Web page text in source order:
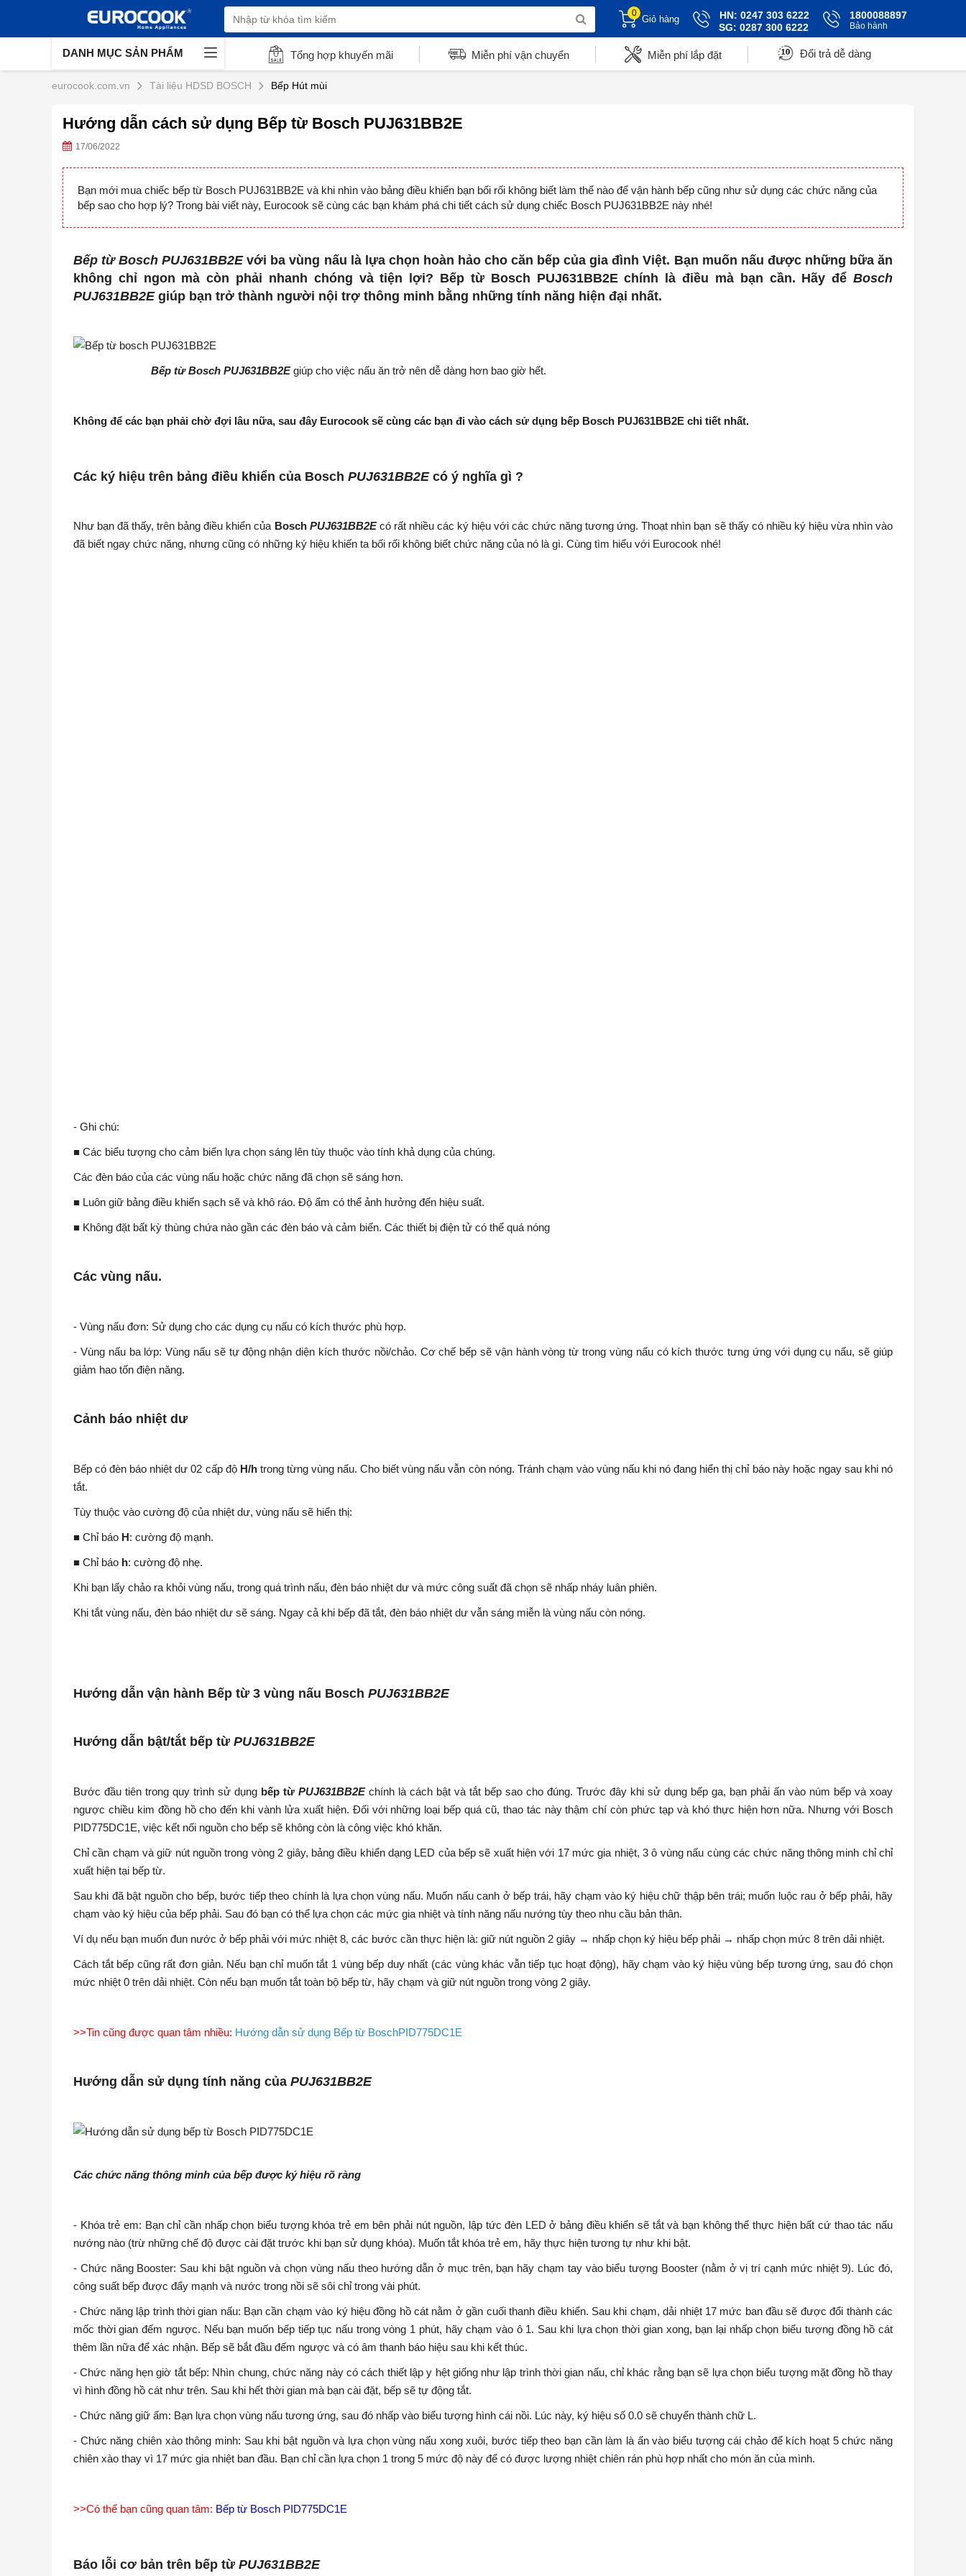
0
Giỏ hàng
HN: 0247 303 6222
SG: 0287 300 6222
1800088897
Bảo hành
DANH MỤC SẢN PHẨM Tổng hợp khuyến mãi Miễn phí vận chuyển Miễn phí lắp đặt Đổi trả dễ dàng
eurocook.com.vn Tài liệu HDSD BOSCH Bếp Hút mùi
Hướng dẫn cách sử dụng Bếp từ Bosch PUJ631BB2E
17/06/2022
Bạn mới mua chiếc bếp từ Bosch PUJ631BB2E và khi nhìn vào bảng điều khiển bạn bối rối không biết làm thể nào để vận hành bếp cũng như sử dụng các chức năng của
bếp sao cho hợp lý? Trong bài viết này, Eurocook sẽ cùng các bạn khám phá chi tiết cách sử dụng chiếc Bosch PUJ631BB2E này nhé!
Bếp từ Bosch PUJ631BB2Evới ba vùng nấu là lựa chọn hoàn hảo cho căn bếp của gia đình Việt. Bạn muốn nấu được những bữa ăn
không chỉ ngon mà còn phải nhanh chóng và tiện lợi? Bếp từ Bosch PUJ631BB2E chính là điều mà bạn cần. Hãy để Bosch
PUJ631BB2Egiúp bạn trở thành người nội trợ thông minh bằng những tính năng hiện đại nhất.
Bếp từ Bosch PUJ631BB2Egiúp cho việc nấu ăn trở nên dễ dàng hơn bao giờ hết.
Không để các bạn phải chờ đợi lâu nữa, sau đây Eurocook sẽ cùng các bạn đi vào cách sử dụng bếp Bosch PUJ631BB2E chi tiết nhất.
Các ký hiệu trên bảng điều khiển của Bosch PUJ631BB2E có ý nghĩa gì ?
Như bạn đã thấy, trên bảng điều khiển của Bosch PUJ631BB2Ecó rất nhiều các ký hiệu với các chức năng tương ứng. Thoạt nhìn bạn sẽ thấy có nhiều ký hiệu vừa nhìn vào
đã biết ngay chức năng, nhưng cũng có những ký hiệu khiến ta bối rối không biết chức năng của nó là gì. Cùng tìm hiểu với Eurocook nhé!
- Ghi chú:
■ Các biểu tượng cho cảm biến lựa chọn sáng lên tùy thuộc vào tính khả dụng của chúng.
Các đèn báo của các vùng nấu hoặc chức năng đã chọn sẽ sáng hơn.
■ Luôn giữ bảng điều khiển sạch sẽ và khô ráo. Độ ẩm có thể ảnh hưởng đến hiệu suất.
■ Không đặt bất kỳ thùng chứa nào gần các đèn báo và cảm biến. Các thiết bị điện tử có thể quá nóng
Các vùng nấu.
- Vùng nấu đơn: Sử dụng cho các dụng cụ nấu có kích thước phù hợp.
- Vùng nấu ba lớp: Vùng nấu sẽ tự động nhận diện kích thước nồi/chảo. Cơ chế bếp sẽ vận hành vòng từ trong vùng nấu có kích thước tưng ứng với dụng cụ nấu, sẽ giúp
giảm hao tốn điện năng.
Cảnh báo nhiệt dư
Bếp có đèn báo nhiệt dư 02 cấp độ H/htrong từng vùng nấu. Cho biết vùng nấu vẫn còn nóng. Tránh chạm vào vùng nấu khi nó đang hiển thị chỉ báo này hoặc ngay sau khi nó
tắt.
Tùy thuộc vào cường độ của nhiệt dư, vùng nấu sẽ hiển thị:
■ Chỉ báo H: cường độ mạnh.
■ Chỉ báo h: cường độ nhẹ.
Khi bạn lấy chảo ra khỏi vùng nấu, trong quá trình nấu, đèn báo nhiệt dư và mức công suất đã chọn sẽ nhấp nháy luân phiên.
Khi tắt vùng nấu, đèn báo nhiệt dư sẽ sáng. Ngay cả khi bếp đã tắt, đèn báo nhiệt dư vẫn sáng miễn là vùng nấu còn nóng.
Hướng dẫn vận hành Bếp từ 3 vùng nấu Bosch PUJ631BB2E
Hướng dẫn bật/tắt bếp từ PUJ631BB2E
Bước đầu tiên trong quy trình sử dụng bếp từ PUJ631BB2Echính là cách bật và tắt bếp sao cho đúng. Trước đây khi sử dụng bếp ga, bạn phải ấn vào núm bếp và xoay
ngược chiều kim đồng hồ cho đến khi vành lửa xuất hiện. Đối với những loại bếp quá cũ, thao tác này thậm chí còn phức tạp và khó thực hiện hơn nữa. Nhưng với Bosch
PID775DC1E, việc kết nối nguồn cho bếp sẽ không còn là công việc khó khăn.
Chỉ cần chạm và giữ nút nguồn trong vòng 2 giây, bảng điều khiển dạng LED của bếp sẽ xuất hiện với 17 mức gia nhiệt, 3 ô vùng nấu cùng các chức năng thông minh chỉ chỉ
xuất hiện tại bếp từ.
Sau khi đã bật nguồn cho bếp, bước tiếp theo chính là lựa chọn vùng nấu. Muốn nấu canh ở bếp trái, hãy chạm vào ký hiệu chữ thập bên trái; muốn luộc rau ở bếp phải, hãy
chạm vào ký hiệu của bếp phải. Sau đó bạn có thể lựa chọn các mức gia nhiệt và tính năng nấu nướng tùy theo nhu cầu bản thân.
Ví dụ nếu bạn muốn đun nước ở bếp phải với mức nhiệt 8, các bước cần thực hiện là: giữ nút nguồn 2 giây → nhấp chọn ký hiệu bếp phải → nhấp chọn mức 8 trên dải nhiệt.
Cách tắt bếp cũng rất đơn giản. Nếu bạn chỉ muốn tắt 1 vùng bếp duy nhất (các vùng khác vẫn tiếp tục hoạt động), hãy chạm vào ký hiệu vùng bếp tương ứng, sau đó chọn
mức nhiệt 0 trên dải nhiệt. Còn nếu bạn muốn tắt toàn bộ bếp từ, hãy chạm và giữ nút nguồn trong vòng 2 giây.
>>Tin cũng được quan tâm nhiều: Hướng dẫn sử dụng Bếp từ BoschPID775DC1E
Hướng dẫn sử dụng tính năng của PUJ631BB2E
Các chức năng thông minh của bếp được ký hiệu rõ ràng
- Khóa trẻ em: Bạn chỉ cần nhấp chọn biểu tượng khóa trẻ em bên phải nút nguồn, lập tức đèn LED ở bảng điều khiển sẽ tắt và bạn không thể thực hiện bất cứ thao tác nấu
nướng nào (trừ những chế độ được cài đặt trước khi bạn sử dụng khóa). Muốn tắt khóa trẻ em, hãy thực hiện tương tự như khi bật.
- Chức năng Booster: Sau khi bật nguồn và chọn vùng nấu theo hướng dẫn ở mục trên, bạn hãy chạm tay vào biểu tượng Booster (nằm ở vị trí cạnh mức nhiệt 9). Lúc đó,
công suất bếp được đẩy mạnh và nước trong nồi sẽ sôi chỉ trong vài phút.
- Chức năng lập trình thời gian nấu: Bạn cần chạm vào ký hiệu đồng hồ cát nằm ở gần cuối thanh điều khiển. Sau khi chạm, dải nhiệt 17 mức ban đầu sẽ được đổi thành các
mốc thời gian đếm ngược. Nếu bạn muốn bếp tiếp tục nấu trong vòng 1 phút, hãy chạm vào ô 1. Sau khi lựa chọn thời gian xong, bạn lại nhấp chọn biểu tượng đồng hồ cát
thêm lần nữa để xác nhận. Bếp sẽ bắt đầu đếm ngược và có âm thanh báo hiệu sau khi kết thúc.
- Chức năng hẹn giờ tắt bếp: Nhìn chung, chức năng này có cách thiết lập y hệt giống như lập trình thời gian nấu, chỉ khác rằng bạn sẽ lựa chọn biểu tượng mặt đồng hồ thay
vì hình đồng hồ cát như trên. Sau khi hết thời gian mà bạn cài đặt, bếp sẽ tự động tắt.
- Chức năng giữ ấm: Bạn lựa chọn vùng nấu tương ứng, sau đó nhấp vào biểu tượng hình cái nồi. Lúc này, ký hiệu số 0.0 sẽ chuyển thành chữ L.
- Chức năng chiên xào thông minh: Sau khi bật nguồn và lựa chọn vùng nấu xong xuôi, bước tiếp theo bạn cần làm là ấn vào biểu tượng cái chảo để kích hoạt 5 chức năng
chiên xào thay vì 17 mức gia nhiệt ban đầu. Bạn chỉ cần lựa chọn 1 trong 5 mức độ này để có được lượng nhiệt chiên rán phù hợp nhất cho món ăn của mình.
>>Có thể bạn cũng quan tâm: Bếp từ Bosch PID775DC1E
Báo lỗi cơ bản trên bếp từ PUJ631BB2E